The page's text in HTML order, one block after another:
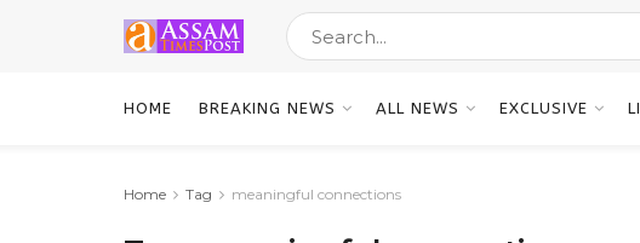
HOME BREAKING NEWS ALL NEWS EXCLUSIVE
Home Tag meaningful connections